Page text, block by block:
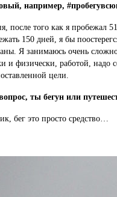
например,
после того как я пробежал
150 дней, я бы
Я занимаюсь очень
и физически, работой, надо
цели.
ты бегун или
бег это просто средство…